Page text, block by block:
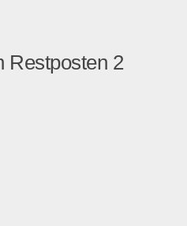
Restposten 2